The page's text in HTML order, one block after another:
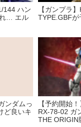
144 ハン
… エル
【ガンプラ
TYPE.GBFが
ンダムっ
ど良いキ
【予約開始
RX-78-02 ガ
THE ORIGIN